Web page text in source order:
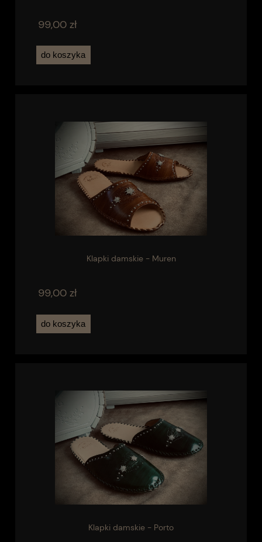
99,00 zł
do koszyka
Klapki damskie - Muren
99,00 zł
do koszyka
Klapki damskie - Porto